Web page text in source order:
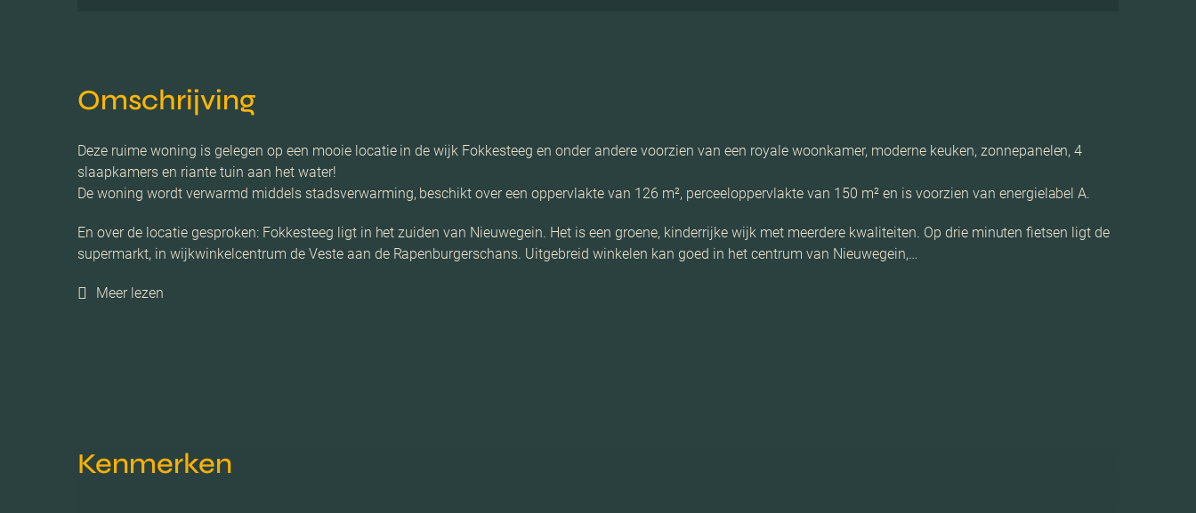
Omschrijving
Deze ruime woning is gelegen op een mooie locatie in de wijk Fokkesteeg en onder andere voorzien van een royale woonkamer, moderne keuken, zonnepanelen, 4
slaapkamers en riante tuin aan het water!
De woning wordt verwarmd middels stadsverwarming, beschikt over een oppervlakte van 126 m², perceeloppervlakte van 150 m² en is voorzien van energielabel A.
En over de locatie gesproken: Fokkesteeg ligt in het zuiden van Nieuwegein. Het is een groene, kinderrijke wijk met meerdere kwaliteiten. Op drie minuten fietsen ligt de
supermarkt, in wijkwinkelcentrum de Veste aan de Rapenburgerschans. Uitgebreid winkelen kan goed in het centrum van Nieuwegein,…
Meer lezen
Kenmerken